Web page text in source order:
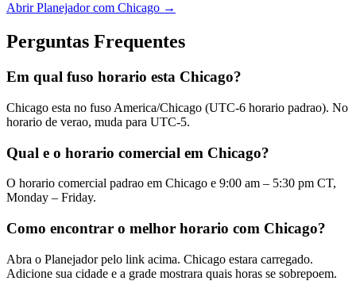
Abrir Planejador com Chicago →
Perguntas Frequentes
Em qual fuso horario esta Chicago?
Chicago esta no fuso America/Chicago (UTC-6 horario padrao). No
horario de verao, muda para UTC-5.
Qual e o horario comercial em Chicago?
O horario comercial padrao em Chicago e 9:00 am – 5:30 pm CT,
Monday – Friday.
Como encontrar o melhor horario com Chicago?
Abra o Planejador pelo link acima. Chicago estara carregado.
Adicione sua cidade e a grade mostrara quais horas se sobrepoem.